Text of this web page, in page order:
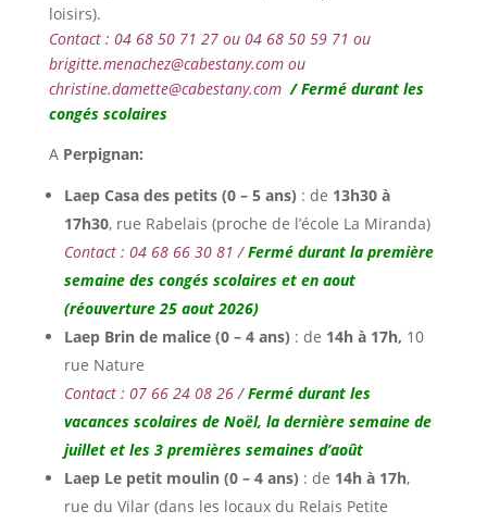
loisirs).
Contact : 04 68 50 71 27 ou 04 68 50 59 71 ou
brigitte.menachez@cabestany.com ou
christine.damette@cabestany.com / Fermé durant les
congés scolaires
A Perpignan:
Laep Casa des petits (0 – 5 ans) : de 13h30 à
17h30, rue Rabelais (proche de l’école La Miranda)
Contact : 04 68 66 30 81 /Fermé durant la première
semaine des congés scolaires et en aout
(réouverture 25 aout 2026)
Laep Brin de malice (0 – 4 ans) : de 14h à 17h, 10
rue Nature
Contact : 07 66 24 08 26 /Fermé durant les
vacances scolaires de Noël, la dernière semaine de
juillet et les 3 premières semaines d’août
Laep Le petit moulin (0 – 4 ans) : de 14h à 17h,
rue du Vilar (dans les locaux du Relais Petite